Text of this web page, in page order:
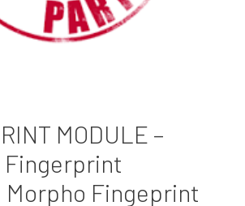
MODULE –
Fingerprint
Morpho Fingeprint